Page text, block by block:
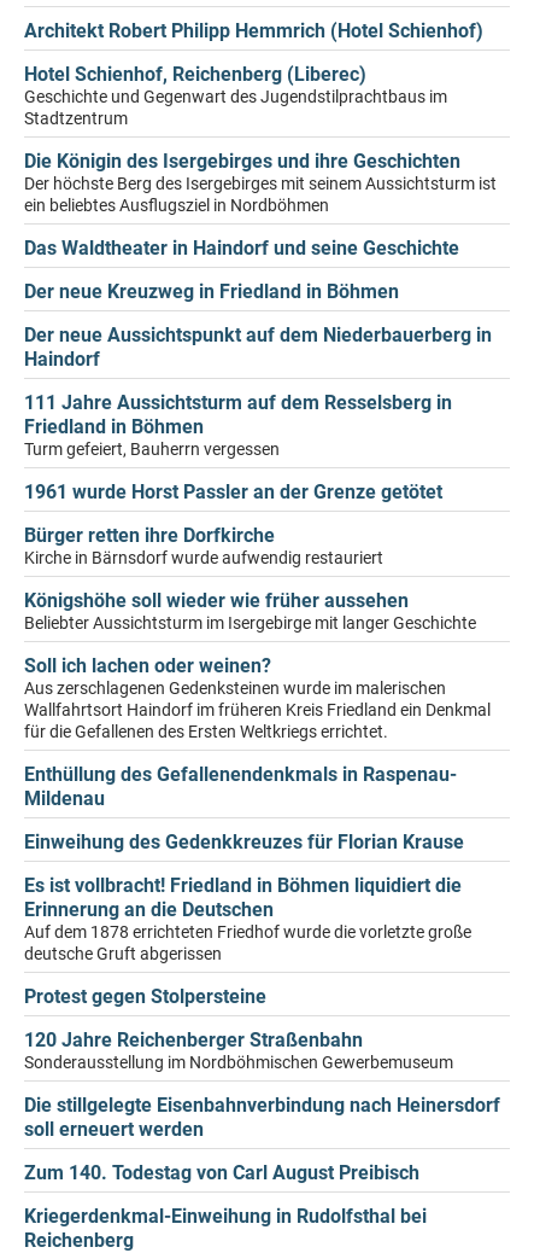
Architekt Robert Philipp Hemmrich (Hotel Schienhof)
Hotel Schienhof, Reichenberg (Liberec)
Geschichte und Gegenwart des Jugendstilprachtbaus im
Stadtzentrum
Die Königin des Isergebirges und ihre Geschichten
Der höchste Berg des Isergebirges mit seinem Aussichtsturm ist
ein beliebtes Ausflugsziel in Nordböhmen
Das Waldtheater in Haindorf und seine Geschichte
Der neue Kreuzweg in Friedland in Böhmen
Der neue Aussichtspunkt auf dem Niederbauerberg in
Haindorf
111 Jahre Aussichtsturm auf dem Resselsberg in
Friedland in Böhmen
Turm gefeiert, Bauherrn vergessen
1961 wurde Horst Passler an der Grenze getötet
Bürger retten ihre Dorfkirche
Kirche in Bärnsdorf wurde aufwendig restauriert
Königshöhe soll wieder wie früher aussehen
Beliebter Aussichtsturm im Isergebirge mit langer Geschichte
Soll ich lachen oder weinen?
Aus zerschlagenen Gedenksteinen wurde im malerischen
Wallfahrtsort Haindorf im früheren Kreis Friedland ein Denkmal
für die Gefallenen des Ersten Weltkriegs errichtet.
Enthüllung des Gefallenendenkmals in Raspenau-
Mildenau
Einweihung des Gedenkkreuzes für Florian Krause
Es ist vollbracht! Friedland in Böhmen liquidiert die
Erinnerung an die Deutschen
Auf dem 1878 errichteten Friedhof wurde die vorletzte große
deutsche Gruft abgerissen
Protest gegen Stolpersteine
120 Jahre Reichenberger Straßenbahn
Sonderausstellung im Nordböhmischen Gewerbemuseum
Die stillgelegte Eisenbahnverbindung nach Heinersdorf
soll erneuert werden
Zum 140. Todestag von Carl August Preibisch
Kriegerdenkmal-Einweihung in Rudolfsthal bei
Reichenberg